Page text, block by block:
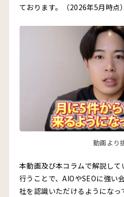
ております。（2026年5月時点）
動画より
本動画及び本コラムで解説し
行うことで、AIOやSEOに強い
社を認識いただけるようになっ